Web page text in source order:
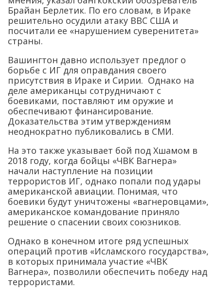
Брайан Берлетик. По его словам, в Ираке
решительно осудили атаку ВВС США и
посчитали ее «нарушением суверенитета»
страны.
Вашингтон давно использует предлог о
борьбе с ИГ для оправдания своего
присутствия в Ираке и Сирии. Однако на
деле американцы сотрудничают с
боевиками, поставляют им оружие и
обеспечивают финансирование.
Доказательства этим утверждениям
неоднократно публиковались в СМИ.
На это также указывает бой под Хшамом в
2018 году, когда бойцы «ЧВК Вагнера»
начали наступление на позиции
террористов ИГ, однако попали под удары
американской авиации. Понимая, что
боевики будут уничтожены «вагнеровцами»,
американское командование приняло
решение о спасении своих союзников.
Однако в конечном итоге ряд успешных
операций против «Исламского государства»,
в которых принимала участие «ЧВК
Вагнера», позволили обеспечить победу над
террористами.